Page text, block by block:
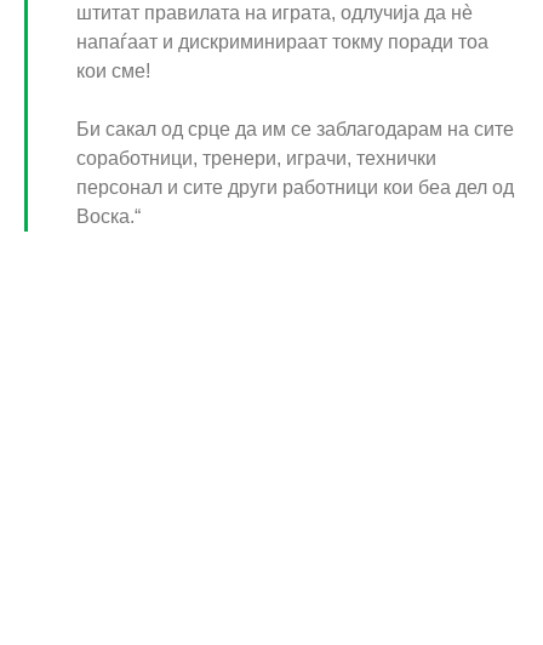
штитат правилата на играта, одлучија да нè
напаѓаат и дискриминираат токму поради тоа
кои сме!
Би сакал од срце да им се заблагодарам на сите
соработници, тренери, играчи, технички
персонал и сите други работници кои беа дел од
Воска.“